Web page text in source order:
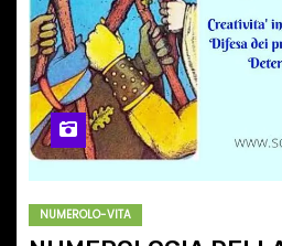
NUMEROLO-VITA